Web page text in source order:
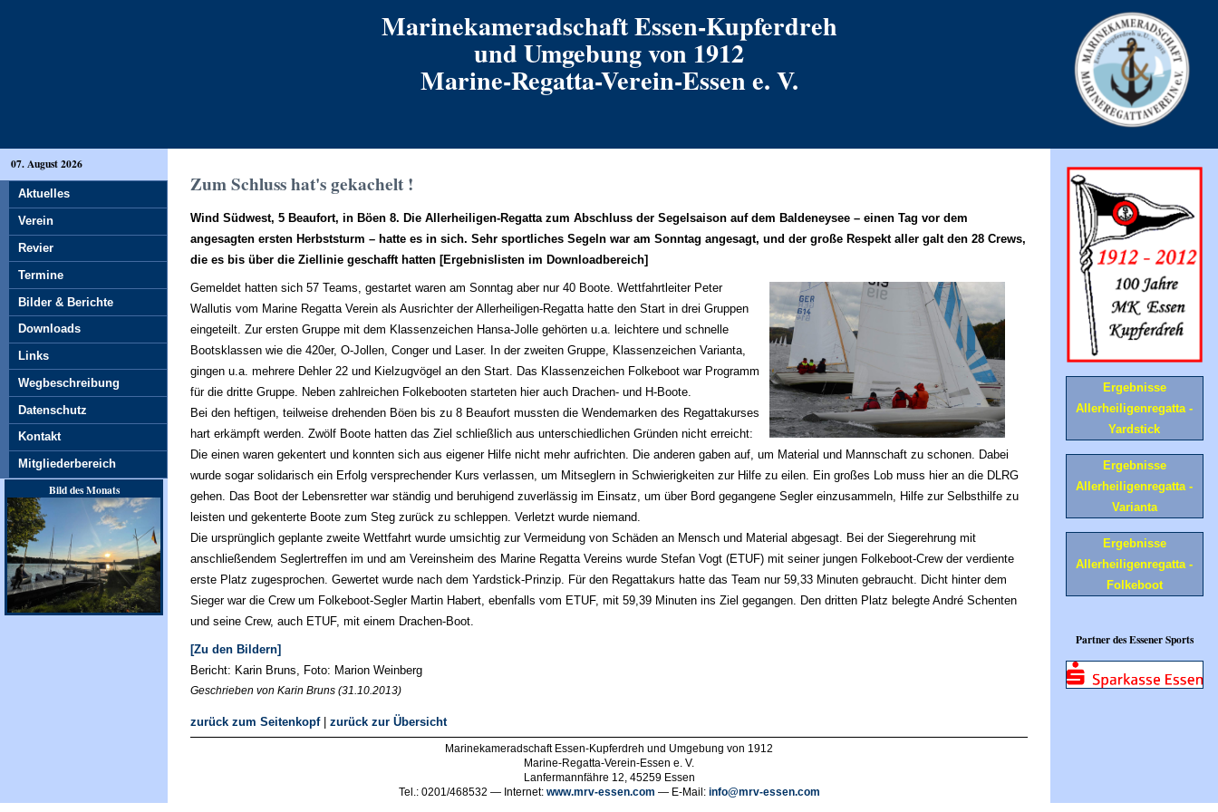
Marinekameradschaft Essen-Kupferdreh
und Umgebung von 1912
Marine-Regatta-Verein-Essen e. V.
Zum Schluss hat's gekachelt !
Wind Südwest, 5 Beaufort, in Böen 8. Die Allerheiligen-Regatta zum Abschluss der Segelsaison auf dem Baldeneysee – einen Tag vor dem
angesagten ersten Herbststurm – hatte es in sich. Sehr sportliches Segeln war am Sonntag angesagt, und der große Respekt aller galt den 28 Crews,
die es bis über die Ziellinie geschafft hatten [Ergebnislisten im Downloadbereich]
Gemeldet hatten sich 57 Teams, gestartet waren am Sonntag aber nur 40 Boote. Wettfahrtleiter Peter
Wallutis vom Marine Regatta Verein als Ausrichter der Allerheiligen-Regatta hatte den Start in drei Gruppen
eingeteilt. Zur ersten Gruppe mit dem Klassenzeichen Hansa-Jolle gehörten u.a. leichtere und schnelle
Bootsklassen wie die 420er, O-Jollen, Conger und Laser. In der zweiten Gruppe, Klassenzeichen Varianta,
gingen u.a. mehrere Dehler 22 und Kielzugvögel an den Start. Das Klassenzeichen Folkeboot war Programm
für die dritte Gruppe. Neben zahlreichen Folkebooten starteten hier auch Drachen- und H-Boote.
Bei den heftigen, teilweise drehenden Böen bis zu 8 Beaufort mussten die Wendemarken des Regattakurses
hart erkämpft werden. Zwölf Boote hatten das Ziel schließlich aus unterschiedlichen Gründen nicht erreicht:
Die einen waren gekentert und konnten sich aus eigener Hilfe nicht mehr aufrichten. Die anderen gaben auf, um Material und Mannschaft zu schonen. Dabei
wurde sogar solidarisch ein Erfolg versprechender Kurs verlassen, um Mitseglern in Schwierigkeiten zur Hilfe zu eilen. Ein großes Lob muss hier an die DLRG
gehen. Das Boot der Lebensretter war ständig und beruhigend zuverlässig im Einsatz, um über Bord gegangene Segler einzusammeln, Hilfe zur Selbsthilfe zu
leisten und gekenterte Boote zum Steg zurück zu schleppen. Verletzt wurde niemand.
Die ursprünglich geplante zweite Wettfahrt wurde umsichtig zur Vermeidung von Schäden an Mensch und Material abgesagt. Bei der Siegerehrung mit
anschließendem Seglertreffen im und am Vereinsheim des Marine Regatta Vereins wurde Stefan Vogt (ETUF) mit seiner jungen Folkeboot-Crew der verdiente
erste Platz zugesprochen. Gewertet wurde nach dem Yardstick-Prinzip. Für den Regattakurs hatte das Team nur 59,33 Minuten gebraucht. Dicht hinter dem
Sieger war die Crew um Folkeboot-Segler Martin Habert, ebenfalls vom ETUF, mit 59,39 Minuten ins Ziel gegangen. Den dritten Platz belegte André Schenten
und seine Crew, auch ETUF, mit einem Drachen-Boot.
[Zu den Bildern]
Bericht: Karin Bruns, Foto: Marion Weinberg
Geschrieben von Karin Bruns (31.10.2013)
zurück zum Seitenkopf| zurück zur Übersicht
Marinekameradschaft Essen-Kupferdreh und Umgebung von 1912
Marine-Regatta-Verein-Essen e. V.
Lanfermannfähre 12, 45259 Essen
Tel.: 0201/468532 — Internet: www.mrv-essen.com — E-Mail: info@mrv-essen.com
07. August 2026
Aktuelles
Verein
Revier
Termine
Bilder & Berichte
Downloads
Links
Wegbeschreibung
Datenschutz
Kontakt
Mitgliederbereich
Bild des Monats
Ergebnisse
Allerheiligenregatta -
Yardstick
Ergebnisse
Allerheiligenregatta -
Varianta
Ergebnisse
Allerheiligenregatta -
Folkeboot
Partner des Essener Sports